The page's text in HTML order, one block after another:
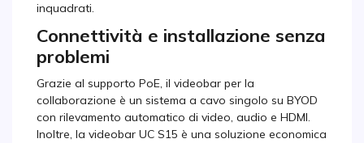
inquadrati.
Connettività e installazione senza
problemi
Grazie al supporto PoE, il videobar per la
collaborazione è un sistema a cavo singolo su BYOD
con rilevamento automatico di video, audio e HDMI.
Inoltre, la videobar UC S15 è una soluzione economica